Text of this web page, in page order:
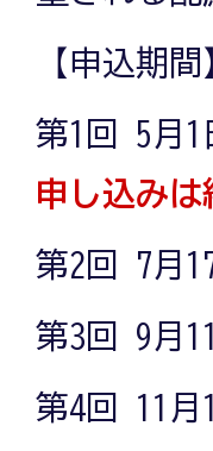
【申込期間
第1回 5月
申し込みは
第2回 7月
第3回 9月
第4回 11月